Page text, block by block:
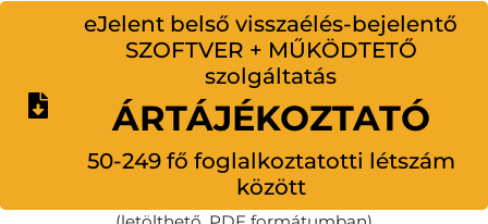
eJelent belső visszaélés-bejelentő
SZOFTVER + MŰKÖDTETŐ
szolgáltatás
ÁRTÁJÉKOZTATÓ
50-249 fő foglalkoztatotti létszám
között